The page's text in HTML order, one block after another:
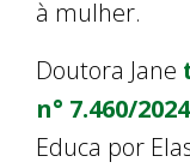
à mulher.
Doutora Jane
n° 7.460/2024
Educa por